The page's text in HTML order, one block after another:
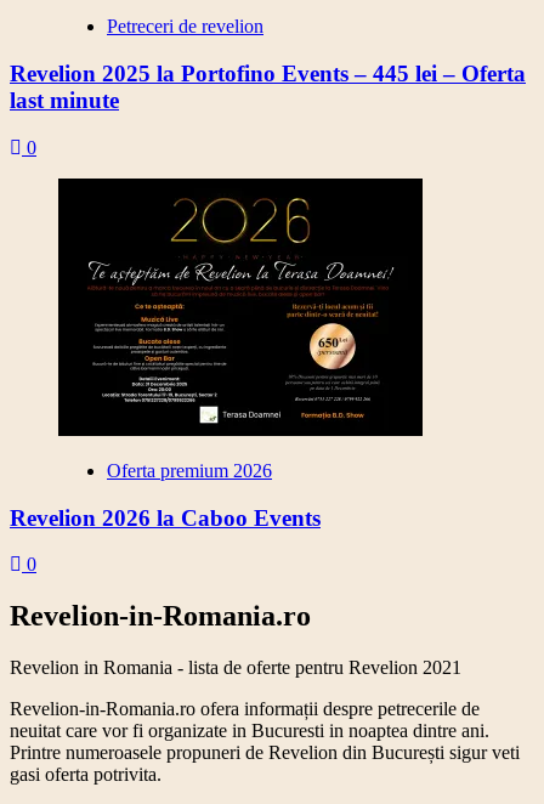
Petreceri de revelion
Revelion 2025 la Portofino Events – 445 lei – Oferta
last minute
0
Oferta premium 2026
Revelion 2026 la Caboo Events
0
Revelion-in-Romania.ro
Revelion in Romania - lista de oferte pentru Revelion 2021
Revelion-in-Romania.ro ofera informații despre petrecerile de
neuitat care vor fi organizate in Bucuresti in noaptea dintre ani.
Printre numeroasele propuneri de Revelion din București sigur veti
gasi oferta potrivita.